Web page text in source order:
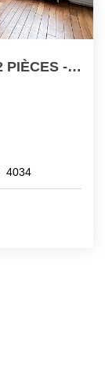
RUE MADAME DE SANZILLON - 2 PIÈCES - 48M²
4034